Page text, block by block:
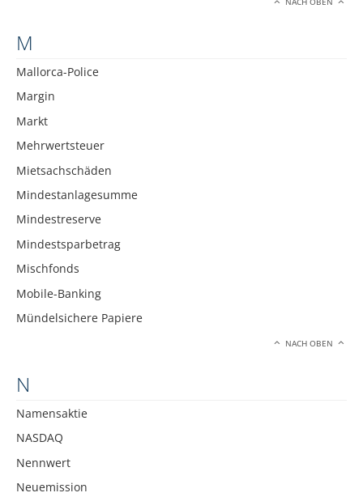
NACH OBEN
M
Mallorca-Police
Margin
Markt
Mehrwertsteuer
Mietsachschäden
Mindestanlagesumme
Mindestreserve
Mindestsparbetrag
Mischfonds
Mobile-Banking
Mündelsichere Papiere
NACH OBEN
N
Namensaktie
NASDAQ
Nennwert
Neuemission